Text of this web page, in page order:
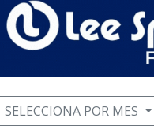
SELECCIONA POR MES